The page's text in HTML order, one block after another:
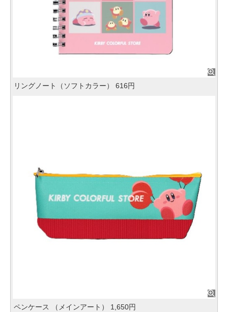
リングノート（ソフトカラー） 616円
ペンケース （メインアート） 1,650円